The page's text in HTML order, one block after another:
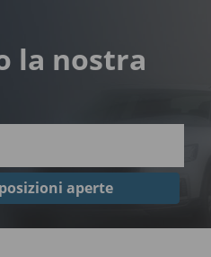
la nostra
aperte